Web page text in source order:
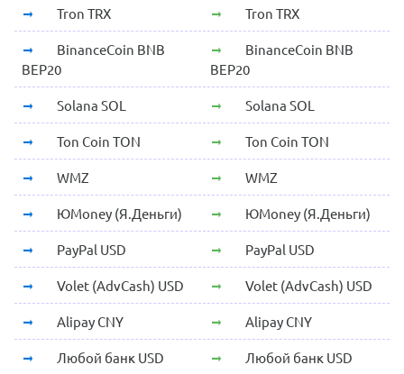
Tron TRX Tron TRX
BinanceCoin BNB
BEP20
BinanceCoin BNB
BEP20
Solana SOL Solana SOL
Ton Coin TON Ton Coin TON
WMZ WMZ
ЮMoney (Я.Деньги) ЮMoney (Я.Деньги)
PayPal USD PayPal USD
Volet (AdvCash) USD Volet (AdvCash) USD
Alipay CNY Alipay CNY
Любой банк USD Любой банк USD